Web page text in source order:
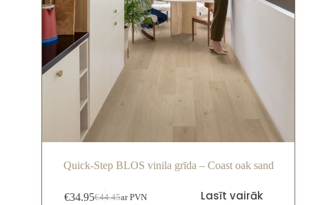
Quick-Step BLOS vinila grīda – Coast oak sand
€44.45
€34.95 ar PVN Lasīt vairāk